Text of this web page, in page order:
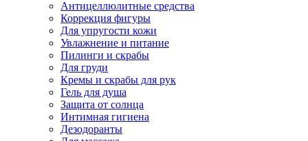
Антицеллюлитные средства
Коррекция фигуры
Для упругости кожи
Увлажнение и питание
Пилинги и скрабы
Для груди
Кремы и скрабы для рук
Гель для душа
Защита от солнца
Интимная гигиена
Дезодоранты